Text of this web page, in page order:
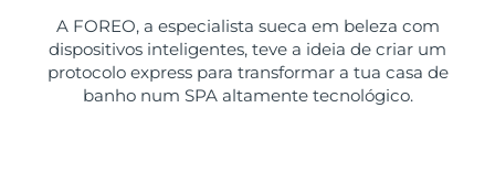
A FOREO, a especialista sueca em beleza com
dispositivos inteligentes, teve a ideia de criar um
protocolo express para transformar a tua casa de
banho num SPA altamente tecnológico.